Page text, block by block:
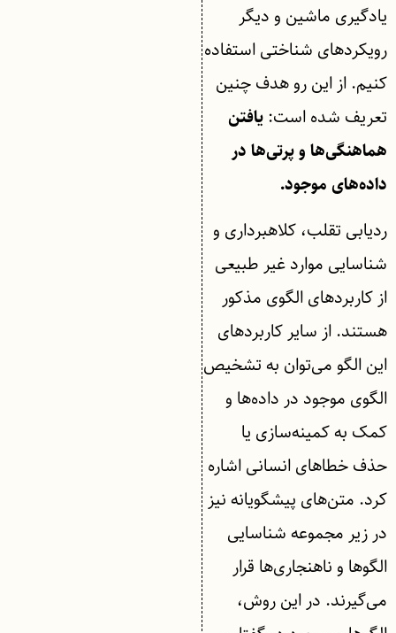
یادگیری ماشین و دیگر
رویکردهای شناختی استفاده
کنیم. از این رو هدف چنین
تعریف شده است: یافتن
هماهنگی‌ها و پرتی‌ها در
داده‌های موجود.
ردیابی تقلب، کلاهبرداری و
شناسایی موارد غیر طبیعی
از کاربردهای الگوی مذکور
هستند. از سایر کاربردهای
این الگو می‌توان به تشخیص
الگوی موجود در داده‌ها و
کمک به کمینه‌سازی یا
حذف خطاهای انسانی اشاره
کرد. متن‌های پیشگویانه نیز
در زیر مجموعه شناسایی
الگوها و ناهنجاری‌ها قرار
می‌گیرند. در این روش،